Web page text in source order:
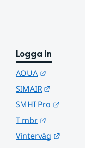
Logga in
AQUA
SIMAIR
SMHI Pro
Timbr
Vinterväg